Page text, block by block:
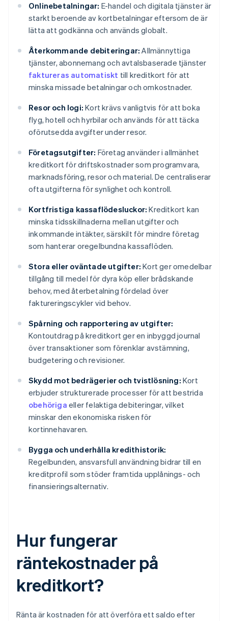
Onlinebetalningar: E-handel och digitala tjänster är
starkt beroende av kortbetalningar eftersom de är
lätta att godkänna och används globalt.
Återkommande debiteringar: Allmännyttiga
tjänster, abonnemang och avtalsbaserade tjänster
faktureras automatiskt till kreditkort för att
minska missade betalningar och omkostnader.
Resor och logi: Kort krävs vanligtvis för att boka
flyg, hotell och hyrbilar och används för att täcka
oförutsedda avgifter under resor.
Företagsutgifter: Företag använder i allmänhet
kreditkort för driftskostnader som programvara,
marknadsföring, resor och material. De centraliserar
ofta utgifterna för synlighet och kontroll.
Kortfristiga kassaflödesluckor: Kreditkort kan
minska tidsskillnaderna mellan utgifter och
inkommande intäkter, särskilt för mindre företag
som hanterar oregelbundna kassaflöden.
Stora eller oväntade utgifter: Kort ger omedelbar
tillgång till medel för dyra köp eller brådskande
behov, med återbetalning fördelad över
faktureringscykler vid behov.
Spårning och rapportering av utgifter:
Kontoutdrag på kreditkort ger en inbyggd journal
över transaktioner som förenklar avstämning,
budgetering och revisioner.
Skydd mot bedrägerier och tvistlösning: Kort
erbjuder strukturerade processer för att bestrida
obehöriga eller felaktiga debiteringar, vilket
minskar den ekonomiska risken för
kortinnehavaren.
Bygga och underhålla kredithistorik:
Regelbunden, ansvarsfull användning bidrar till en
kreditprofil som stöder framtida upplånings- och
finansieringsalternativ.
Hur fungerar
räntekostnader på
kreditkort?
Ränta är kostnaden för att överföra ett saldo efter